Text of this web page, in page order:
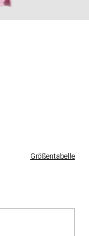
Größentabelle